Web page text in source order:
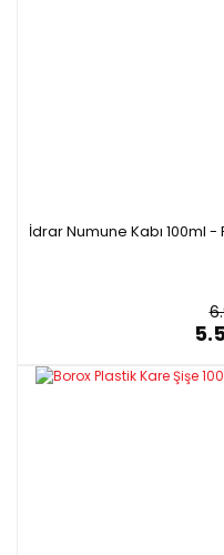
İdrar Numune Kabı 100ml